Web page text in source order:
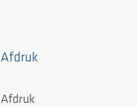
Afdruk
Afdruk